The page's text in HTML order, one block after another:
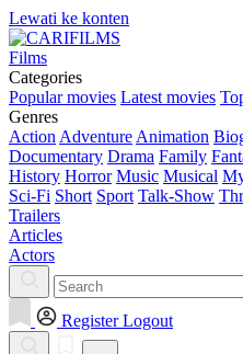
Lewati ke konten
Films
Categories
Popular movies Latest movies
Genres
Action Adventure Animation
Documentary Drama Family
History Horror Music Musical
Sci-Fi Short Sport Talk-Show
Trailers
Articles
Actors
Register Logout